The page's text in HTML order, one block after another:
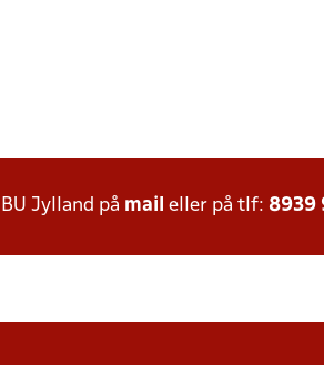
Jylland på mail eller på tlf: 8939